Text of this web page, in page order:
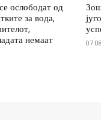
ослободат од
за вода,
немаат